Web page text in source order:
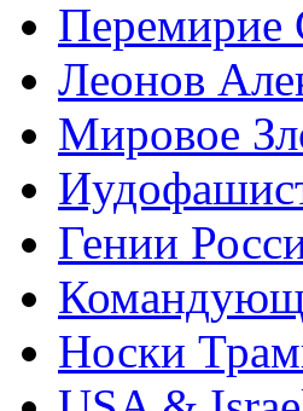
Леонов
Мировое
Гении
Носки